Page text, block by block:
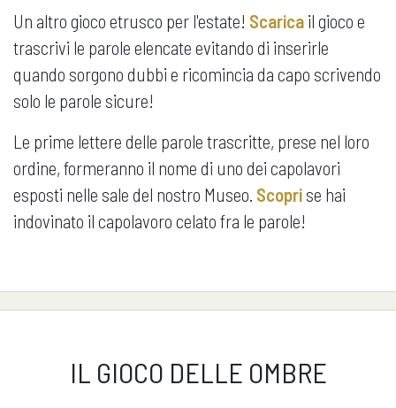
Un altro gioco etrusco per l'estate! Scarica il gioco e
trascrivi le parole elencate evitando di inserirle
quando sorgono dubbi e ricomincia da capo scrivendo
solo le parole sicure!
Le prime lettere delle parole trascritte, prese nel loro
ordine, formeranno il nome di uno dei capolavori
esposti nelle sale del nostro Museo. Scopri se hai
indovinato il capolavoro celato fra le parole!
IL GIOCO DELLE OMBRE